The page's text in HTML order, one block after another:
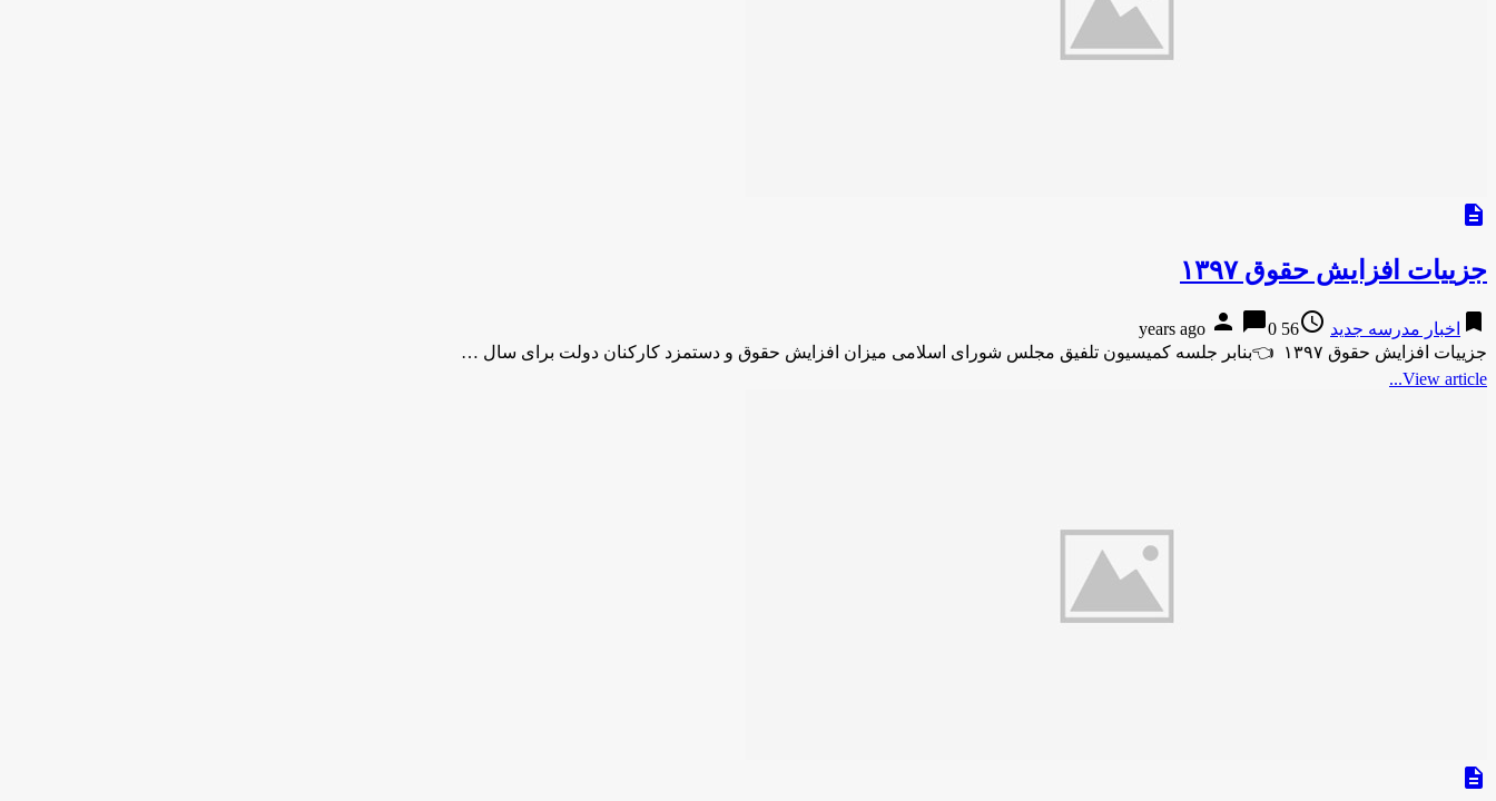
description
جزییات افزایش حقوق ۱۳۹۷
bookmark اخبار مدرسه جدید access_time
56 years ago
person chat_bubble0
جزییات افزایش حقوق ۱۳۹۷ 👈بنابر جلسه کمیسیون تلفیق مجلس شورای اسلامی میزان افزایش حقوق و دستمزد کارکنان دولت برای سال …
View article...
description